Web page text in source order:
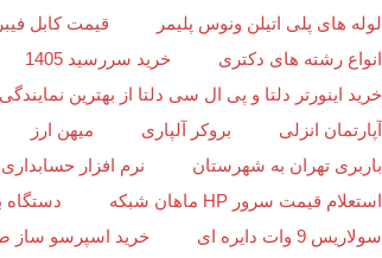
لوله های پلی اتیلن ونوس پلیمر
قیمت کابل
انواع رشته های دکتری
خرید سررسید 1405
خرید اینورتر دلتا و پی ال سی دلتا از بهترین نمایندگی
آپارتمان انزلی
بروکر آلپاری
میهن ارز
باربری تهران به شهرستان
نرم افزار حسابداری
استعلام قیمت سرور HP ماهان شبکه
دستگاه
سولاریس 9 وات دایره ای
خرید اسپرسو ساز